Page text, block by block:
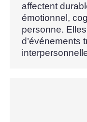
affectent
émotionnel,
personne.
d’événements